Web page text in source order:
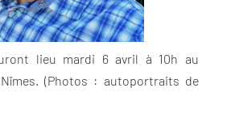
lieu mardi 6 avril à 10h au
(Photos : autoportraits de